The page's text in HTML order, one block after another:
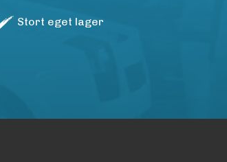
Stort eget lager